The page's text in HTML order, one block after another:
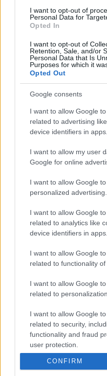
I want to opt-out of
Personal Data for
Opted In
I want to opt-out of
Retention, Sale, and/or
Personal Data that Is
Purposes for which it
Opted Out
Google consents
I want to allow Google
related to advertising
device identifiers in apps.
I want to allow my user
Google for online
I want to allow Google
personalized advertising.
I want to allow Google
related to analytics like
device identifiers in apps.
I want to allow Google
related to functionality
I want to allow Google
related to
I want to allow Google
related to security,
functionality and fraud
user protection.
CONFIRM
Országos hírek
A LAKOSSÁGRA IS
SZÚNYOGINVÁZIÓ
Amire
A